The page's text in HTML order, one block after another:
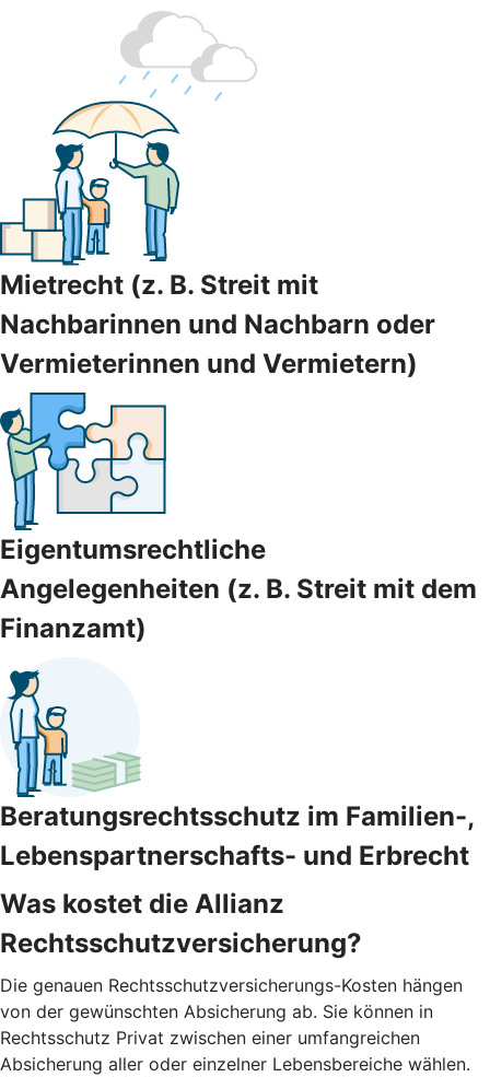
Mietrecht (z. B. Streit mit
Nachbarinnen und Nachbarn oder
Vermieterinnen und Vermietern)
Eigentumsrechtliche
Angelegenheiten (z. B. Streit mit dem
Finanzamt)
Beratungsrechtsschutz im Familien-,
Lebenspartnerschafts- und Erbrecht
Was kostet die Allianz
Rechtsschutzversicherung?
Die genauen Rechtsschutzversicherungs-Kosten hängen
von der gewünschten Absicherung ab. Sie können in
Rechtsschutz Privat zwischen einer umfangreichen
Absicherung aller oder einzelner Lebensbereiche wählen.